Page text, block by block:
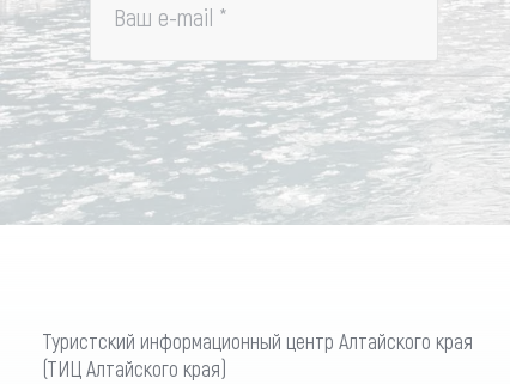
Ваш e-mail *
Туристский информационный центр Алтайского края
(ТИЦ Алтайского края)